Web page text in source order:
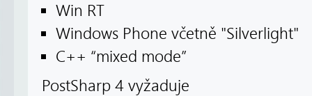
Win RT
Windows Phone včetně "Silverlight"
C++ “mixed mode”
PostSharp 4 vyžaduje